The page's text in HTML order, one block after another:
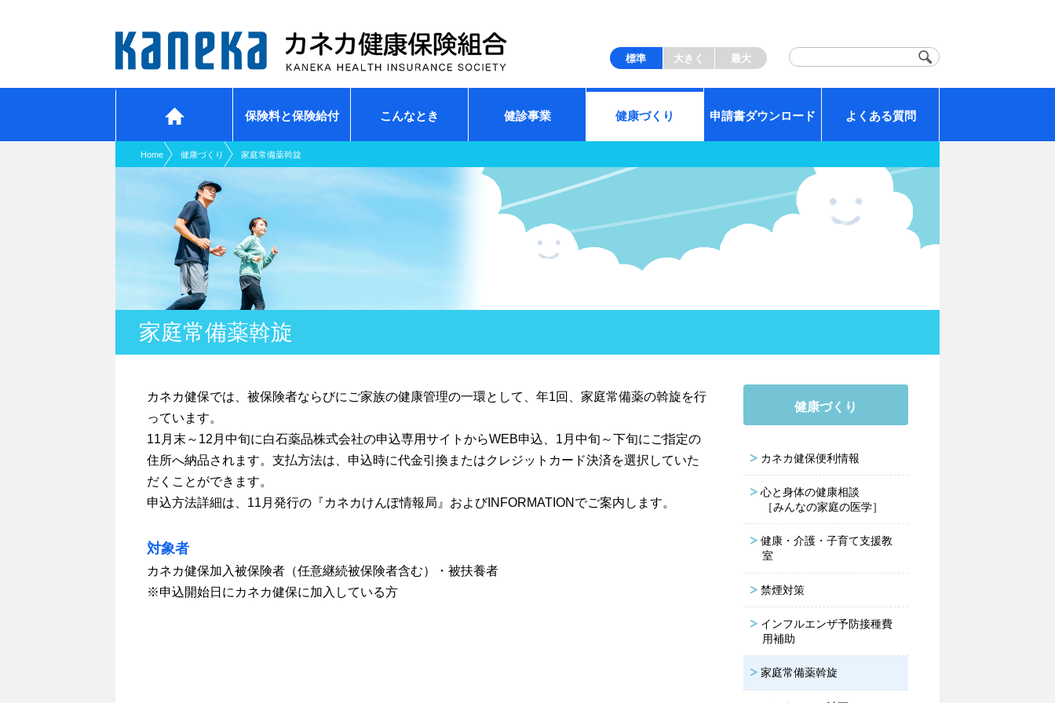
ホーム
保険料と保険給付 こんなとき 健診事業 健康づくり 申請書ダウンロード よくある質問
標準 大きく 最大
Home 健康づくり 家庭常備薬斡旋
家庭常備薬斡旋
カネカ健保では、被保険者ならびにご家族の健康管理の一環として、年1回、家庭常備薬の斡旋を行
っています。
11月末～12月中旬に白石薬品株式会社の申込専用サイトからWEB申込、1月中旬～下旬にご指定の
住所へ納品されます。支払方法は、申込時に代金引換またはクレジットカード決済を選択していた
だくことができます。
申込方法詳細は、11月発行の『カネカけんぽ情報局』およびINFORMATIONでご案内します。
対象者
カネカ健保加入被保険者（任意継続被保険者含む）・被扶養者
※申込開始日にカネカ健保に加入している方
健康づくり
カネカ健保便利情報
心と身体の健康相談
［みんなの家庭の医学］
健康・介護・子育て支援教
室
禁煙対策
インフルエンザ予防接種費
用補助
家庭常備薬斡旋